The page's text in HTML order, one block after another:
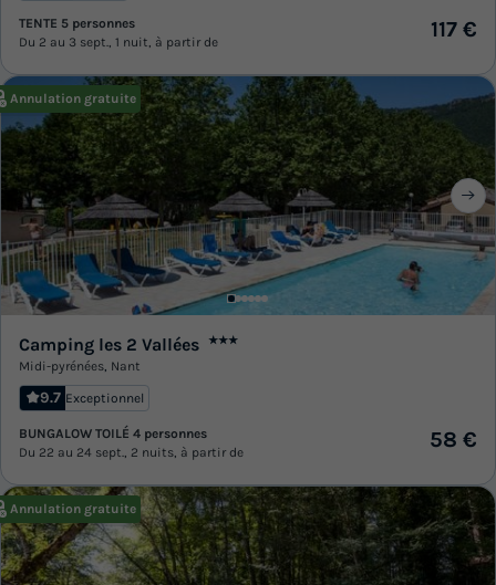
TENTE 5 personnes
Du 2 au 3 sept., 1 nuit, à partir de
117 €
Annulation gratuite
Camping les 2 Vallées ★★★
Midi-pyrénées Nant
9.7 Exceptionnel
BUNGALOW TOILÉ 4 personnes
Du 22 au 24 sept., 2 nuits, à partir de
58 €
Annulation gratuite